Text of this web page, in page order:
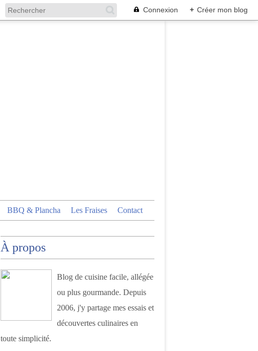
Connexion + Créer mon blog
BBQ & Plancha Les Fraises Contact
À propos
Blog de cuisine facile, allégée
ou plus gourmande. Depuis
2006, j'y partage mes essais et
découvertes culinaires en
toute simplicité.